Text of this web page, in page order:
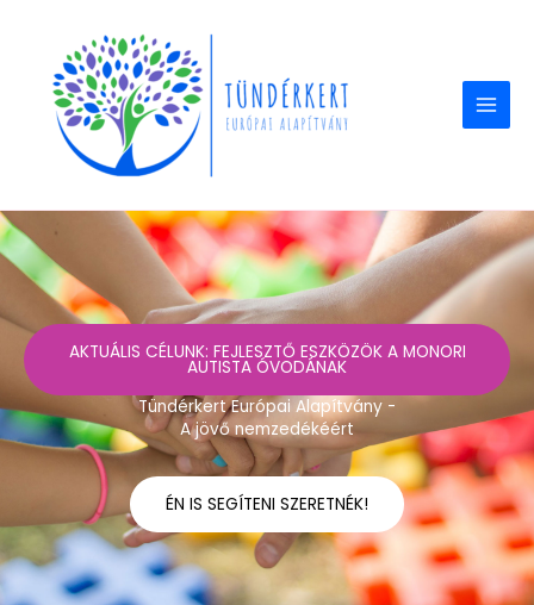
content
AKTUÁLIS CÉLUNK: FEJLESZTŐ ESZKÖZÖK A MONORI
AUTISTA ÓVODÁNAK
Tündérkert Európai Alapítvány -
A jövő nemzedékéért
ÉN IS SEGÍTENI SZERETNÉK!